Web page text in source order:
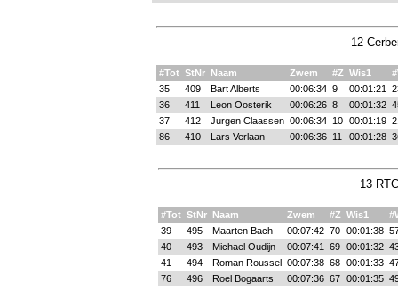
12
#Tot StNr Naam Zwem #Z Wis1
35
409 Bart Alberts 00:06:34 9 00:01:21
36
411 Leon Oosterik 00:06:26 8 00:01:32
37
412 Jurgen Claassen 00:06:34 10 00:01:19
86
410 Lars Verlaan 00:06:36 11 00:01:28
13
#Tot StNr Naam Zwem #Z Wis1
39
495 Maarten Bach 00:07:42 70 00:01:38
40
493 Michael Oudijn 00:07:41 69 00:01:32
41
494 Roman Roussel 00:07:38 68 00:01:33
76
496 Roel Bogaarts 00:07:36 67 00:01:35